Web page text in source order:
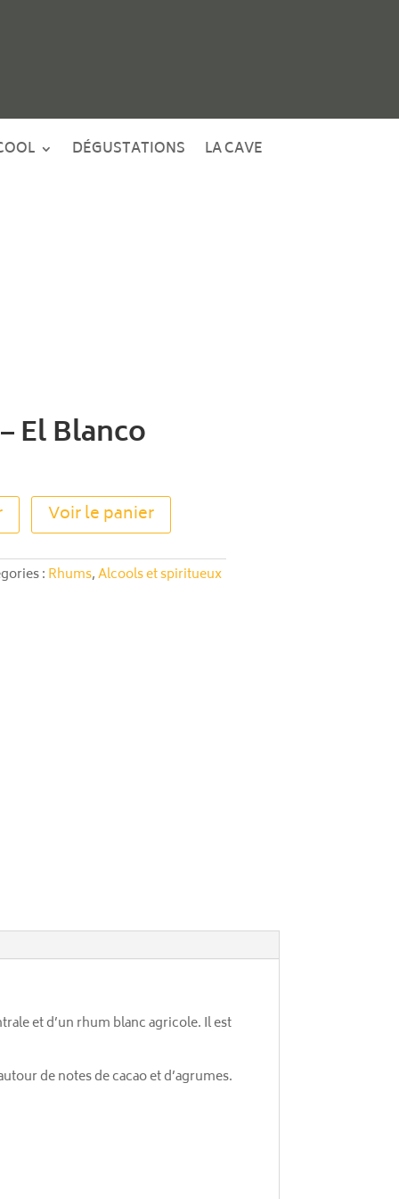
DÉGUSTATIONS
LA CAVE
El Blanco
Voir le panier
A
e
r
: Rhums,Alcools et spiritueux
et d’un rhum blanc agricole. Il est
de notes de cacao et d’agrumes.